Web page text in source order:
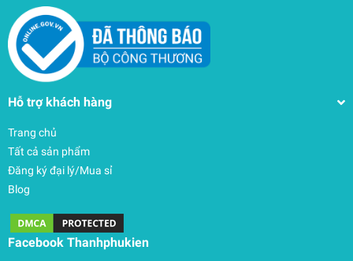
Có nhân viên tư vấn 24/7 hoàn toàn miễn
phí.
Nhiều chương trình khuyến mãi hấp dẫn.
Địa chỉ uy tín với rất nhiều sản phẩm được
Hỗ trợ khách hàng
Trang chủ
Tất cả sản phẩm
Đăng ký đại lý/Mua sỉ
Blog
Facebook Thanhphukien